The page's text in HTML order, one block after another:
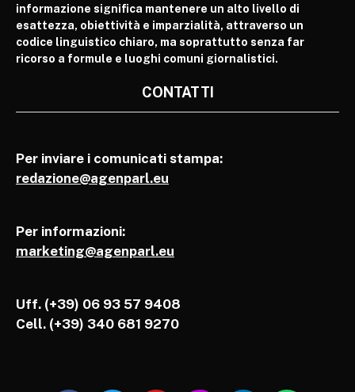
informazione significa mantenere un alto livello di
esattezza, obiettività e imparzialità, attraverso un
codice linguistico chiaro, ma soprattutto senza far
ricorso a formule e luoghi comuni giornalistici.
CONTATTI
Per inviare i comunicati stampa:
redazione@agenparl.eu
Per informazioni:
marketing@agenparl.eu
Uff. (+39) 06 93 57 9408
Cell. (+39) 340 681 9270